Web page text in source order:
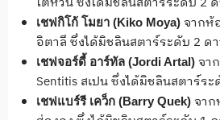
เชฟกิโก้ โมยา (Kiko Moya) จากห้
อิตาลี ซึ่งได้มิชลินสตาร์ระดับ 2 ด
เชฟจอร์ดี้ อาร์ทัล (Jordi Artal) จา
Sentitis สเปน ซึ่งได้มิชลินสตาร์ระ
เชฟแบร์รี เคว็ก (Barry Quek) จา